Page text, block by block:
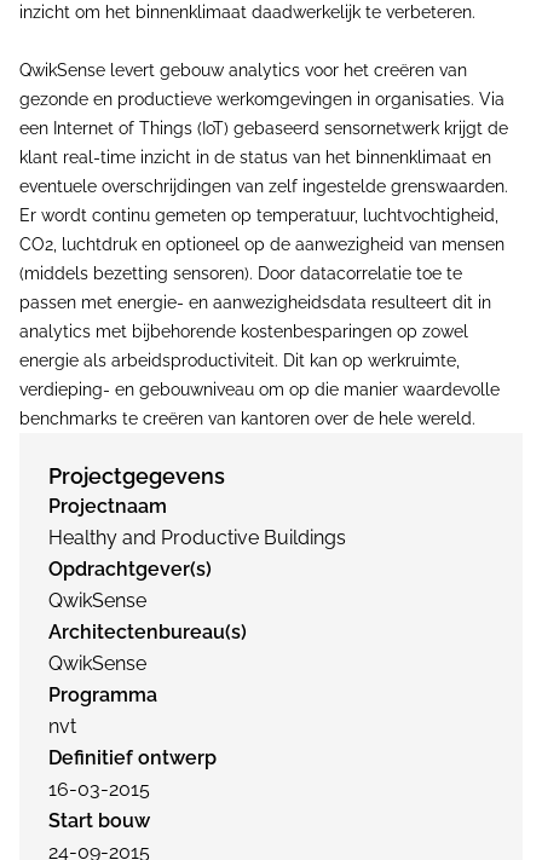
inzicht om het binnenklimaat daadwerkelijk te verbeteren.
QwikSense levert gebouw analytics voor het creëren van
gezonde en productieve werkomgevingen in organisaties. Via
een Internet of Things (IoT) gebaseerd sensornetwerk krijgt de
klant real-time inzicht in de status van het binnenklimaat en
eventuele overschrijdingen van zelf ingestelde grenswaarden.
Er wordt continu gemeten op temperatuur, luchtvochtigheid,
CO2, luchtdruk en optioneel op de aanwezigheid van mensen
(middels bezetting sensoren). Door datacorrelatie toe te
passen met energie- en aanwezigheidsdata resulteert dit in
analytics met bijbehorende kostenbesparingen op zowel
energie als arbeidsproductiviteit. Dit kan op werkruimte,
verdieping- en gebouwniveau om op die manier waardevolle
benchmarks te creëren van kantoren over de hele wereld.
Projectgegevens
Projectnaam
Healthy and Productive Buildings
Opdrachtgever(s)
QwikSense
Architectenbureau(s)
QwikSense
Programma
nvt
Definitief ontwerp
16-03-2015
Start bouw
24-09-2015